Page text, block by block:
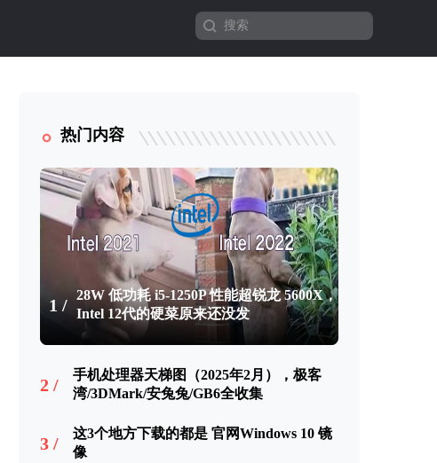
热门内容
1 /
28W 低功耗 i5-1250P 性能超锐龙 5600X，
Intel 12代的硬菜原来还没发
2 /
手机处理器天梯图（2025年2月），极客
湾/3DMark/安兔兔/GB6全收集
3 /
这3个地方下载的都是 官网Windows 10 镜
像